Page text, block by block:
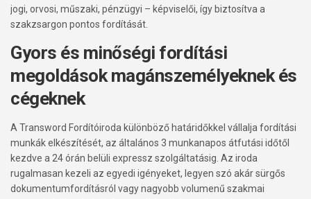
jogi, orvosi, műszaki, pénzügyi – képviselői, így biztosítva a
szakzsargon pontos fordítását.
Gyors és minőségi fordítási
megoldások magánszemélyeknek és
cégeknek
A Transword Fordítóiroda különböző határidőkkel vállalja fordítási
munkák elkészítését, az általános 3 munkanapos átfutási időtől
kezdve a 24 órán belüli expressz szolgáltatásig. Az iroda
rugalmasan kezeli az egyedi igényeket, legyen szó akár sürgős
dokumentumfordításról vagy nagyobb volumenű szakmai